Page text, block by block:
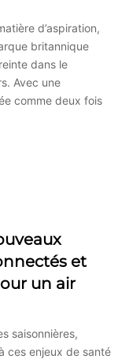
d’aspiration,
britannique
dans le
Avec une
comme deux fois
et
un air
saisonnières,
ces enjeux de santé